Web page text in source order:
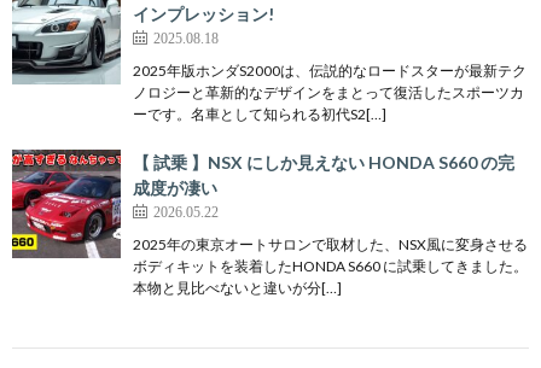
インプレッション!
2025.08.18
2025年版ホンダS2000は、伝説的なロードスターが最新テク
ノロジーと革新的なデザインをまとって復活したスポーツカ
ーです。名車として知られる初代S2[…]
【 試乗 】NSX にしか見えない HONDA S660 の完
成度が凄い
2026.05.22
2025年の東京オートサロンで取材した、NSX風に変身させる
ボディキットを装着したHONDA S660 に試乗してきました。
本物と見比べないと違いが分[…]